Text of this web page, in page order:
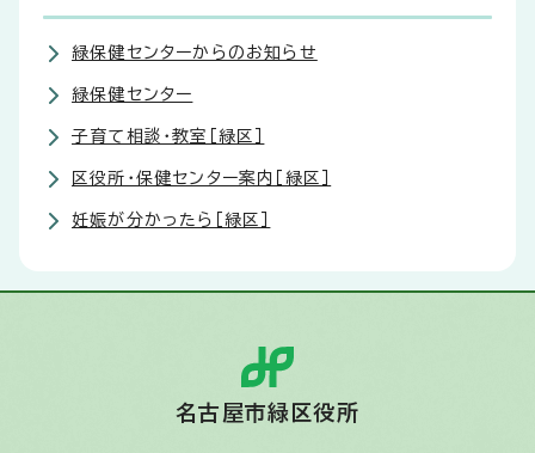
緑保健センターからのお知らせ
緑保健センター
子育て相談・教室［緑区］
区役所・保健センター案内［緑区］
妊娠が分かったら［緑区］
名古屋市緑区役所